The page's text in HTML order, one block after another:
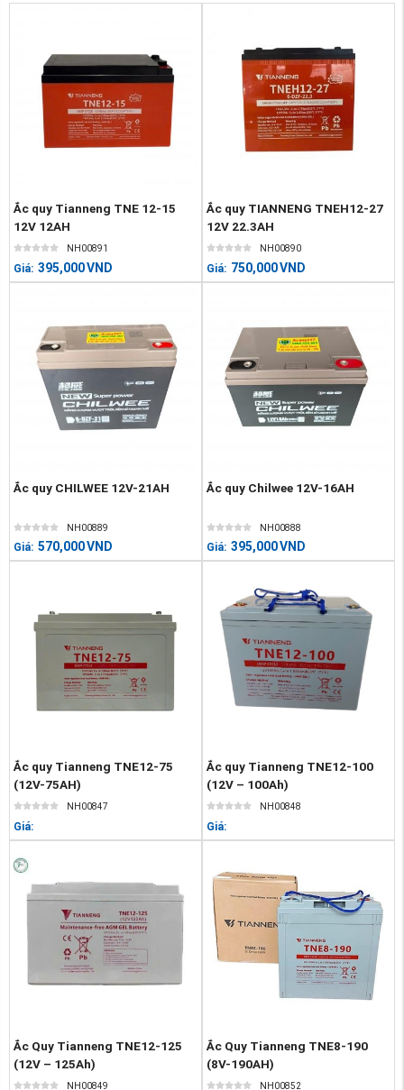
Ắc quy Tianneng TNE 12-15
12V 12AH
NH00891
Giá: 395,000VND
Ắc quy TIANNENG TNEH12-27
12V 22.3AH
NH00890
Giá: 750,000VND
Ắc quy CHILWEE 12V-21AH
NH00889
Giá: 570,000VND
Ắc quy Chilwee 12V-16AH
NH00888
Giá: 395,000VND
Ắc quy Tianneng TNE12-75
(12V-75AH)
NH00847
Giá:
Ắc quy Tianneng TNE12-100
(12V – 100Ah)
NH00848
Giá:
Ắc Quy Tianneng TNE12-125
(12V – 125Ah)
NH00849
Ắc Quy Tianneng TNE8-190
(8V-190AH)
NH00852